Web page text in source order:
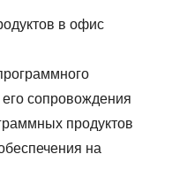
в офис
сопровождения
продуктов
на